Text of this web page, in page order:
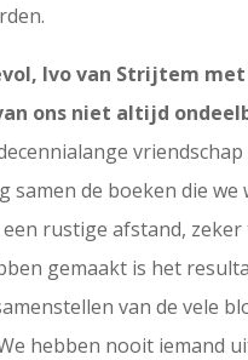
Ivo van Strijtem
ons niet altijd
samen de boeken die
rustige afstand,
gemaakt is het
van de vele
hebben nooit iemand